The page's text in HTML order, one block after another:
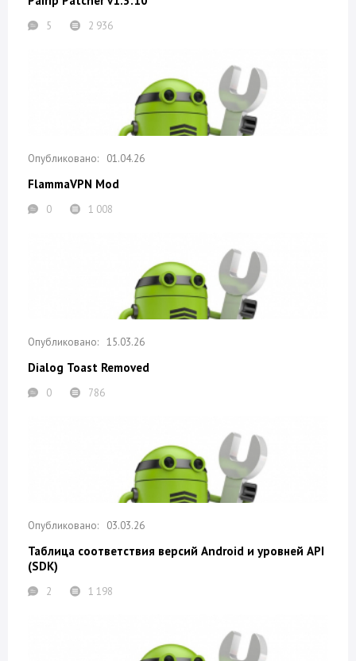
5 2 936
01.04.26
FlammaVPN Mod
0 1 008
15.03.26
Dialog Toast Removed
0 786
03.03.26
Таблица соответствия версий Android и уровней API
(SDK)
2 1 198